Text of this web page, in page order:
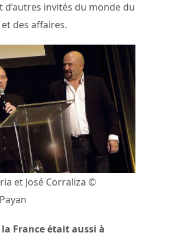
d’autres invités du monde du
des affaires.
et José Corraliza ©
France était aussi à